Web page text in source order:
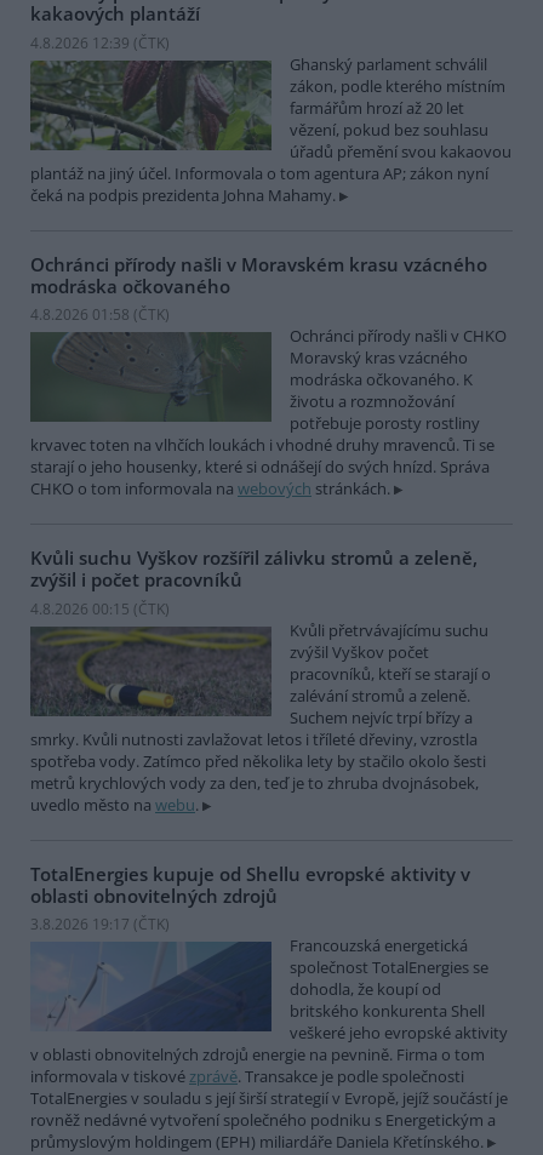
kakaových plantáží
4.8.2026 12:39 (ČTK)
Ghanský parlament schválil
zákon, podle kterého místním
farmářům hrozí až 20 let
vězení, pokud bez souhlasu
úřadů přemění svou kakaovou
plantáž na jiný účel. Informovala o tom agentura AP; zákon nyní
čeká na podpis prezidenta Johna Mahamy.
Ochránci přírody našli v Moravském krasu vzácného
modráska očkovaného
4.8.2026 01:58 (ČTK)
Ochránci přírody našli v CHKO
Moravský kras vzácného
modráska očkovaného. K
životu a rozmnožování
potřebuje porosty rostliny
krvavec toten na vlhčích loukách i vhodné druhy mravenců. Ti se
starají o jeho housenky, které si odnášejí do svých hnízd. Správa
CHKO o tom informovala na webových stránkách.
Kvůli suchu Vyškov rozšířil zálivku stromů a zeleně,
zvýšil i počet pracovníků
4.8.2026 00:15 (ČTK)
Kvůli přetrvávajícímu suchu
zvýšil Vyškov počet
pracovníků, kteří se starají o
zalévání stromů a zeleně.
Suchem nejvíc trpí břízy a
smrky. Kvůli nutnosti zavlažovat letos i tříleté dřeviny, vzrostla
spotřeba vody. Zatímco před několika lety by stačilo okolo šesti
metrů krychlových vody za den, teď je to zhruba dvojnásobek,
uvedlo město na webu.
TotalEnergies kupuje od Shellu evropské aktivity v
oblasti obnovitelných zdrojů
3.8.2026 19:17 (ČTK)
Francouzská energetická
společnost TotalEnergies se
dohodla, že koupí od
britského konkurenta Shell
veškeré jeho evropské aktivity
v oblasti obnovitelných zdrojů energie na pevnině. Firma o tom
informovala v tiskovézprávě. Transakce je podle společnosti
TotalEnergies v souladu s její širší strategií v Evropě, jejíž součástí je
rovněž nedávné vytvoření společného podniku s Energetickým a
průmyslovým holdingem (EPH) miliardáře Daniela Křetínského.